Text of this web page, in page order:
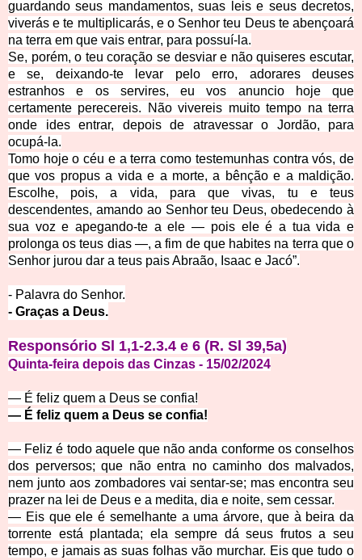
guardando seus mandamentos, suas leis e seus decretos,
viverás e te multiplicarás, e o Senhor teu Deus te abençoará
na terra em que vais entrar, para possuí-la.
Se, porém, o teu coração se desviar e não quiseres escutar,
e se, deixando-te levar pelo erro, adorares deuses
estranhos e os servires, eu vos anuncio hoje que
certamente perecereis. Não vivereis muito tempo na terra
onde ides entrar, depois de atravessar o Jordão, para
ocupá-la.
Tomo hoje o céu e a terra como testemunhas contra vós, de
que vos propus a vida e a morte, a bênção e a maldição.
Escolhe, pois, a vida, para que vivas, tu e teus
descendentes, amando ao Senhor teu Deus, obedecendo à
sua voz e apegando-te a ele— pois ele é a tua vida e
prolonga os teus dias —, a fim de que habites na terra que o
Senhor jurou dar a teus pais Abraão, Isaac e Jacó”.
- Palavra do Senhor.
- Graças a Deus.
Responsório Sl 1,1-2.3.4 e 6 (R. Sl 39,5a)
Quinta-feira depois das Cinzas - 15/02/2024
— É feliz quem a Deus se confia!
— É feliz quem a Deus se confia!
— Feliz é todo aquele que não anda conforme os conselhos
dos perversos; que não entra no caminho dos malvados,
nem junto aos zombadores vai sentar-se; mas encontra seu
prazer na lei de Deus e a medita, dia e noite, sem cessar.
— Eis que ele é semelhante a uma árvore, que à beira da
torrente está plantada; ela sempre dá seus frutos a seu
tempo, e jamais as suas folhas vão murchar. Eis que tudo o